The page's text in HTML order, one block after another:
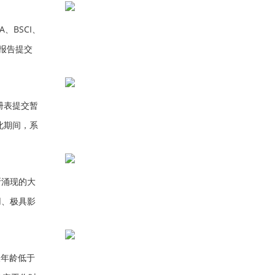
BSCI、
告提交
表提交暂
期间，系
现的大
极具影
龄低于